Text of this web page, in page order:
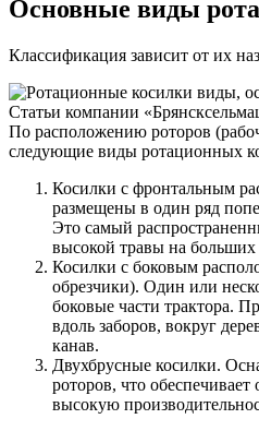
Основные виды
Классификация зависит от их
По расположению роторов
следующие виды ротационных
Косилки с фронтальным
размещены в один ряд
Это самый
высокой травы на
Косилки с боковым
обрезчики). Один или
боковые части трактора.
вдоль заборов, вокруг
канав.
Двухбрусные косилки.
роторов, что
высокую